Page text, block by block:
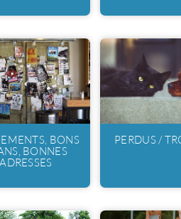
BONS
BONNES
ADRESSES
PERDUS /